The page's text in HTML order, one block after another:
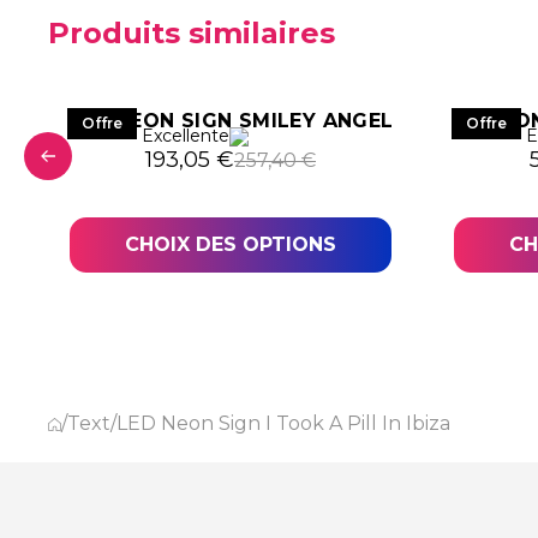
Produits similaires
€.
€.
Offre
LED NEON SIGN SMILEY ANGEL
Excellente
257,40€
Le prix initial était : 257,40 €.
193,05 €
Le prix actuel est : 193,05 €.
CHOIX DES OPTIONS
Offre
/Text/LED Neon Sign I Took A Pill In Ibiza